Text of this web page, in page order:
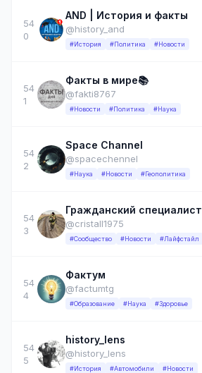
54
0
AND | История и факты
@history_and
#История #Политика #Новости
54
1
Факты в мире📚
@fakti8767
#Новости #Политика #Наука
54
2
Space Channel
@spacechennel
#Наука #Новости #Геополитика
54
3
Гражданский специалист
@cristall1975
#Сообщество #Новости #Лайфстайл
54
4
Фактум
@factumtg
#Образование #Наука #Здоровье
54
5
history_lens
@history_lens
#История #Автомобили #Новости